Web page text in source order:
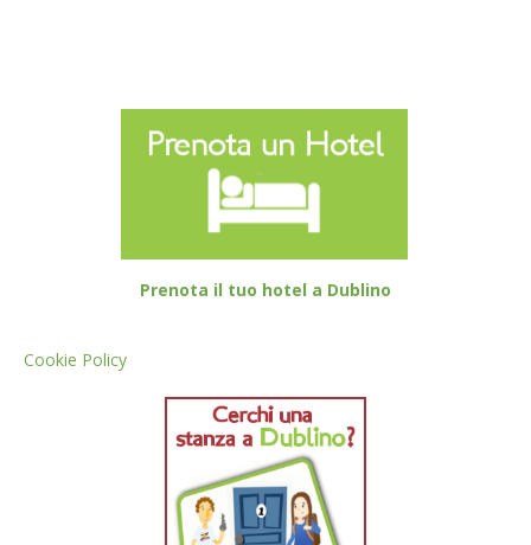
Prenota il tuo hotel a Dublino
Cookie Policy